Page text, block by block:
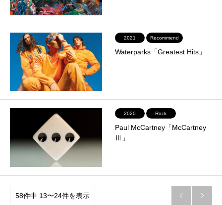
2021 Recommend
Waterparks「Greatest Hits」
2020 Rock
Paul McCartney「McCartney
Ⅲ」
58件中 13〜24件を表示  